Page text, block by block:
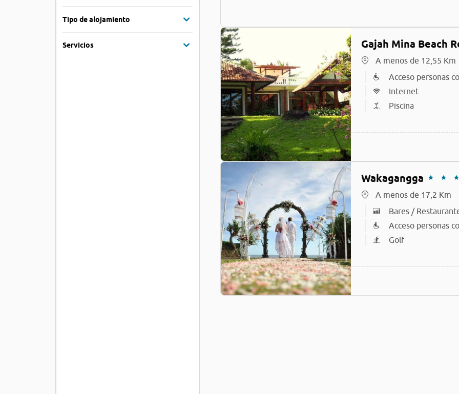
Tipo de alojamiento
Servicios Gajah Mina Beach
A menos de 12,55 Km
Acceso personas
Internet
Piscina
Wakagangga
A menos de 17,2 Km
Bares /
Acceso personas
Golf